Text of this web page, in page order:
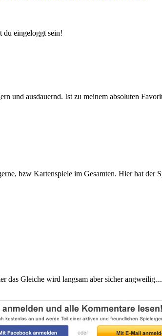
du eingeloggt sein!
und ausdauernd. Ist zu meinem absoluten
bzw Kartenspiele im Gesamten. Hier hat der
das Gleiche wird langsam aber sicher